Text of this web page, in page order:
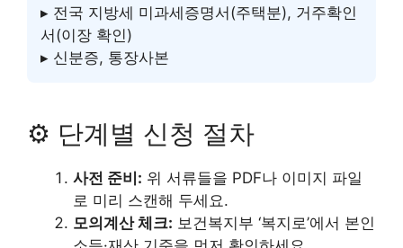
▸ 전국 지방세 미과세증명서(주택분), 거주확인
서(이장 확인)
▸ 신분증, 통장사본
⚙️ 단계별 신청 절차
사전 준비: 위 서류들을 PDF나 이미지 파일
로 미리 스캔해 두세요.
모의계산 체크: 보건복지부 ‘복지로’에서 본인